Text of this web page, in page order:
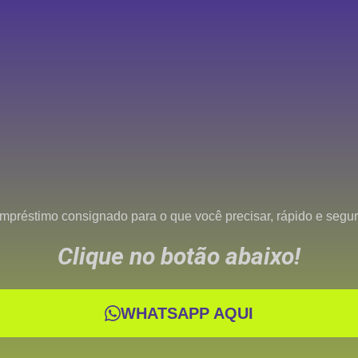
consignado para o que você precisar, rápido e
Clique no botão abaixo!
WHATSAPP AQUI